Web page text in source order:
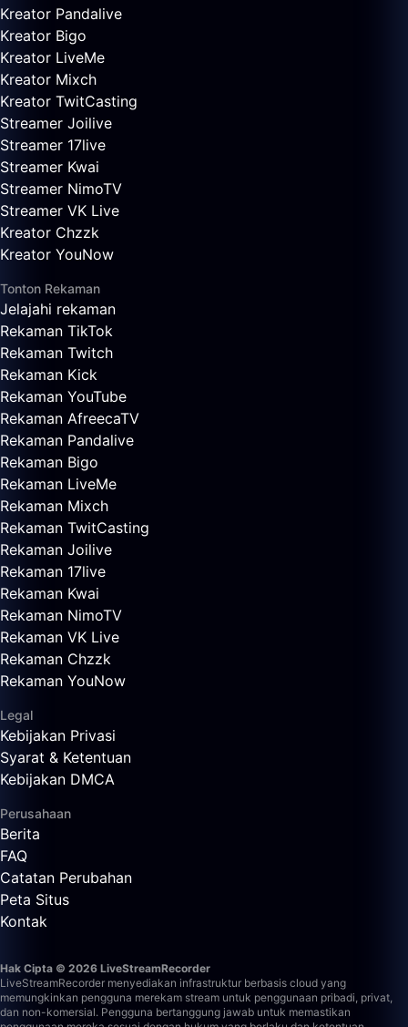
Kreator Pandalive
Kreator Bigo
Kreator LiveMe
Kreator Mixch
Kreator TwitCasting
Streamer Joilive
Streamer 17live
Streamer Kwai
Streamer NimoTV
Streamer VK Live
Kreator Chzzk
Kreator YouNow
Tonton Rekaman
Jelajahi rekaman
Rekaman TikTok
Rekaman Twitch
Rekaman Kick
Rekaman YouTube
Rekaman AfreecaTV
Rekaman Pandalive
Rekaman Bigo
Rekaman LiveMe
Rekaman Mixch
Rekaman TwitCasting
Rekaman Joilive
Rekaman 17live
Rekaman Kwai
Rekaman NimoTV
Rekaman VK Live
Rekaman Chzzk
Rekaman YouNow
Legal
Kebijakan Privasi
Syarat & Ketentuan
Kebijakan DMCA
Perusahaan
Berita
FAQ
Catatan Perubahan
Peta Situs
Kontak
Hak Cipta © 2026 LiveStreamRecorder
LiveStreamRecorder menyediakan infrastruktur berbasis cloud yang
memungkinkan pengguna merekam stream untuk penggunaan pribadi, privat,
dan non-komersial. Pengguna bertanggung jawab untuk memastikan